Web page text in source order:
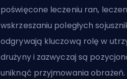
poświęcone leczeniu ran,
wskrzeszaniu poległych
odgrywają kluczową rolę w
drużyny i zazwyczaj są
uniknąć przyjmowania obrażeń.